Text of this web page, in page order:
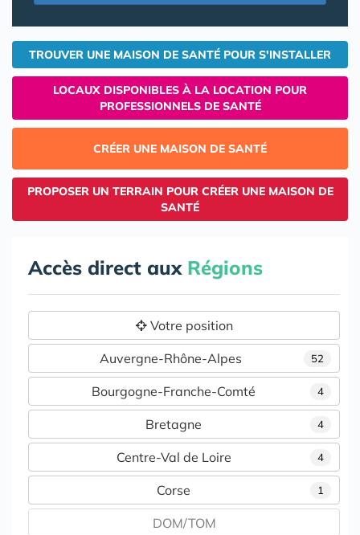
TROUVER UNE MAISON DE SANTÉ POUR S'INSTALLER
LOCAUX DISPONIBLES À LA LOCATION POUR
PROFESSIONNELS DE SANTÉ
CRÉER UNE MAISON DE SANTÉ
PROPOSER UN TERRAIN POUR CRÉER UNE MAISON DE
SANTÉ
Accès direct aux Régions
Votre position
52
Auvergne-Rhône-Alpes
4
Bourgogne-Franche-Comté
4
Bretagne
4
Centre-Val de Loire
1
Corse
DOM/TOM